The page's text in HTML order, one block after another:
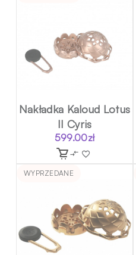
Nakładka Kaloud Lotus
II Cyris
599.00zł
WYPRZEDANE